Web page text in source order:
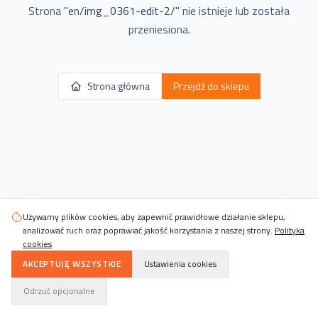
Strona"en/img_0361-edit-2/" nie istnieje lub została
przeniesiona.
Strona główna Przejdź do sklepu
Używamy plików cookies, aby zapewnić prawidłowe działanie sklepu,
analizować ruch oraz poprawiać jakość korzystania z naszej strony. Polityka
cookies
AKCEPTUJĘ WSZYSTKIE
Ustawienia cookies
Odrzuć opcjonalne